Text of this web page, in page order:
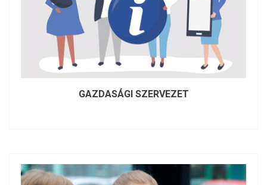
GAZDASÁGI SZERVEZET